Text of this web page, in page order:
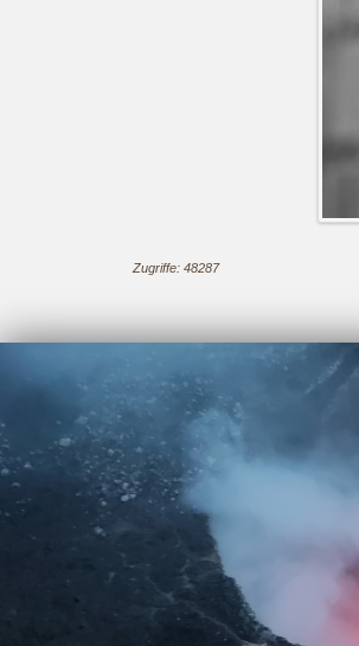
Zugriffe: 48287